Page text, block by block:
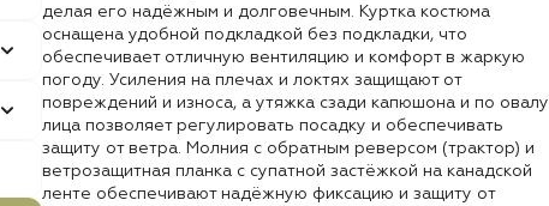
делая его надёжным и долговечным. Куртка костюма
оснащена удобной подкладкой без подкладки, что
обеспечивает отличную вентиляцию и комфорт в жаркую
погоду. Усиления на плечах и локтях защищают от
повреждений и износа, а утяжка сзади капюшона и по овалу
лица позволяет регулировать посадку и обеспечивать
защиту от ветра. Молния с обратным реверсом (трактор) и
ветрозащитная планка с супатной застёжкой на канадской
ленте обеспечивают надёжную фиксацию и защиту от